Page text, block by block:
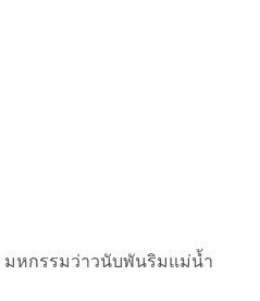
มหกรรมว่าวนับพันริมแม่น้ำ